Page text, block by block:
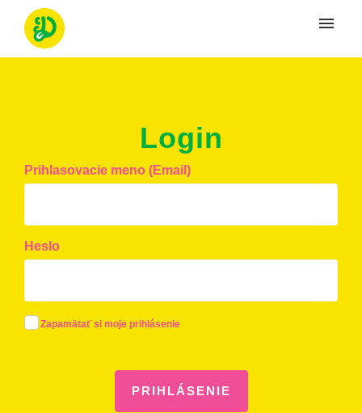
Login
Prihlasovacie meno (Email)
Heslo
Zapamätať si moje prihlásenie
PRIHLÁSENIE